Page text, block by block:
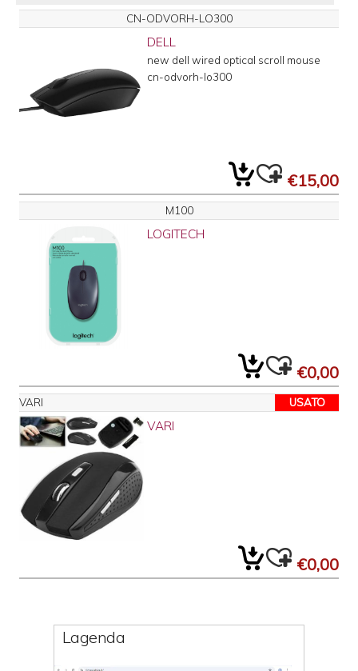
CN-ODVORH-LO300
DELL
new dell wired optical scroll mouse
cn-odvorh-lo300
€15,00
M100
LOGITECH
€0,00
VARI USATO
VARI
€0,00
Lagenda